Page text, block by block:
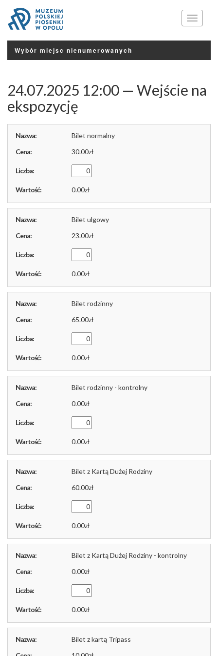
Menu
Wybór miejsc nienumerowanych
24.07.2025 12:00 — Wejście na
ekspozycję
Bilet normalny
30.00
0.00
Bilet ulgowy
23.00
0.00
Bilet rodzinny
65.00
0.00
Bilet rodzinny - kontrolny
0.00
0.00
Bilet z Kartą Dużej Rodziny
60.00
0.00
Bilet z Kartą Dużej Rodziny - kontrolny
0.00
0.00
Bilet z kartą Tripass